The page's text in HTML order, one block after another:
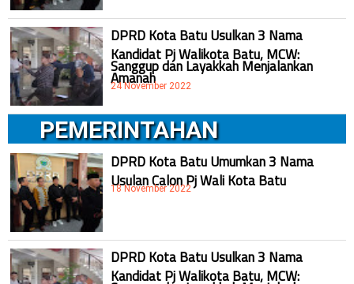
DPRD Kota Batu Usulkan 3 Nama
Kandidat Pj Walikota Batu, MCW:
Sanggup dan Layakkah Menjalankan
Amanah
24 November 2022
PEMERINTAHAN
DPRD Kota Batu Umumkan 3 Nama
Usulan Calon Pj Wali Kota Batu
18 November 2022
DPRD Kota Batu Usulkan 3 Nama
Kandidat Pj Walikota Batu, MCW: